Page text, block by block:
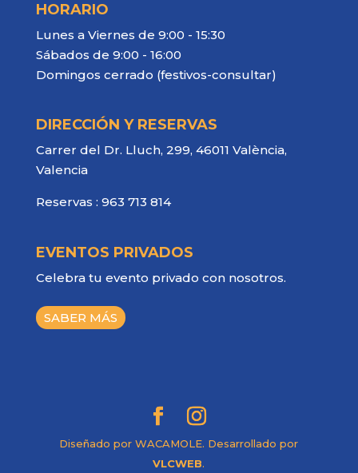
HORARIO
Lunes a Viernes de 9:00 - 15:30
Sábados de 9:00 - 16:00
Domingos cerrado (festivos-consultar)
DIRECCIÓN Y RESERVAS
Carrer del Dr. Lluch, 299, 46011 València,
Valencia
Reservas : 963 713 814
EVENTOS PRIVADOS
Celebra tu evento privado con nosotros.
SABER MÁS
Diseñado por WACAMOLE. Desarrollado por
VLCWEB.